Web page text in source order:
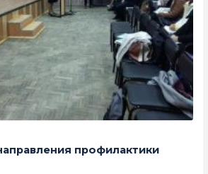
профилактики